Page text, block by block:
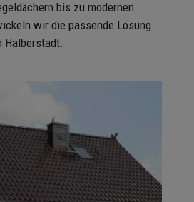
bis zu modernen
wir die passende Lösung
Halberstadt.